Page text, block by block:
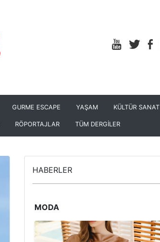
GURME ESCAPE YAŞAM KÜLTÜR SANAT
RÖPORTAJLAR TÜM DERGİLER
HABERLER
MODA